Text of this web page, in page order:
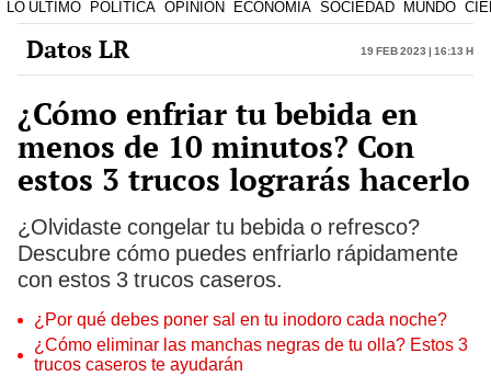
LO ÚLTIMO POLÍTICA OPINIÓN ECONOMÍA SOCIEDAD MUNDO
Datos LR 19 Feb 2023 | 16:13 h
¿Cómo enfriar tu bebida en
menos de 10 minutos? Con
estos 3 trucos lograrás hacerlo
¿Olvidaste congelar tu bebida o refresco?
Descubre cómo puedes enfriarlo rápidamente
con estos 3 trucos caseros.
¿Por qué debes poner sal en tu inodoro cada noche?
¿Cómo eliminar las manchas negras de tu olla? Estos 3
trucos caseros te ayudarán